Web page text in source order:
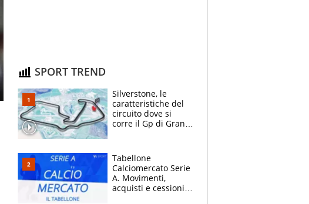
SPORT TREND
Silverstone, le
caratteristiche del
circuito dove si
corre il Gp di Gran
Tabellone
Calciomercato Serie
A. Movimenti,
acquisti e cessioni: